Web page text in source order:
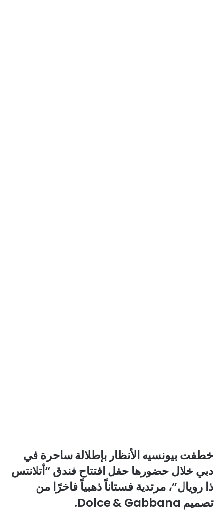
خطفت بيونسيه الأنظار بإطلالة ساحرة في
دبي خلال حضورها حفل افتتاح فندق “أتلانتس
ذا رويال”، مرتدية فستاناً ذهبياً فاخرًا من
تصميم Dolce & Gabbana.